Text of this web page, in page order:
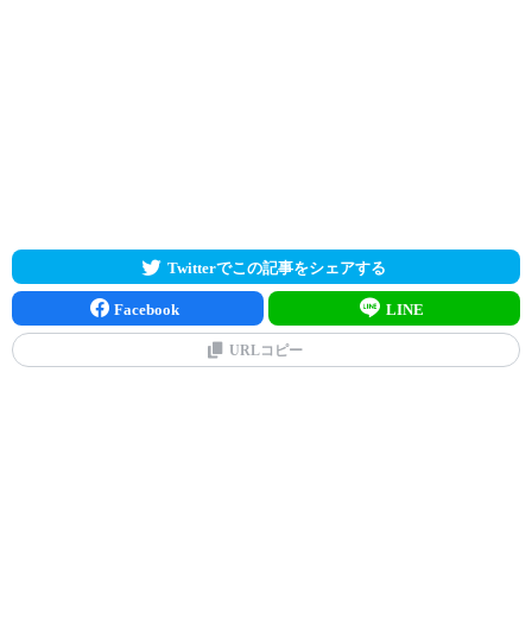
Twitterでこの記事をシェアする
Facebook LINE
URLコピー